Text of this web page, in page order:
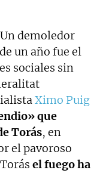
demoledor
un año fue el
sociales sin
Ximo Puig
que
Torás, en
el pavoroso
el fuego ha